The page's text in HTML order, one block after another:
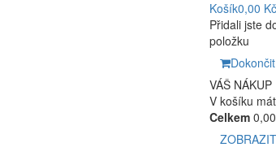
Košík0,00 Kč
Přidali jste
položku
VÁŠ NÁKUP
V košíku
Celkem